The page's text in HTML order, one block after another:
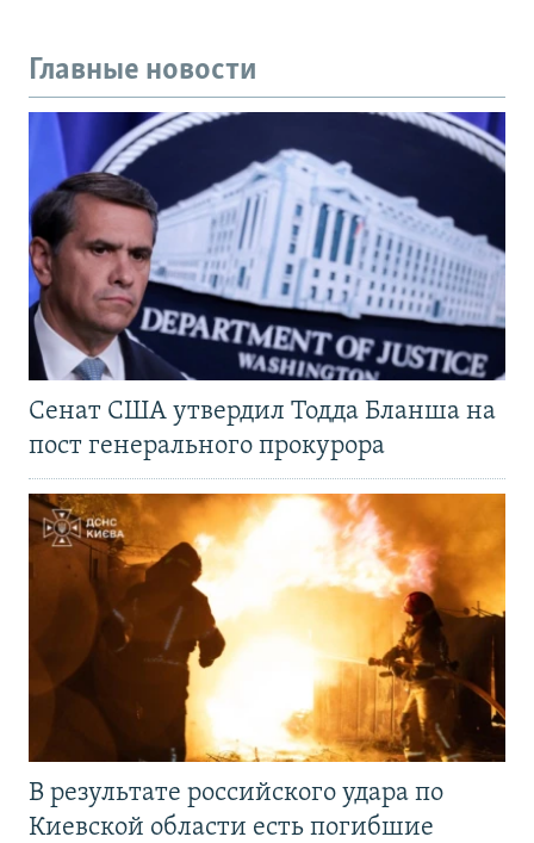
Главные новости
Сенат США утвердил Тодда Бланша на
пост генерального прокурора
В результате российского удара по
Киевской области есть погибшие